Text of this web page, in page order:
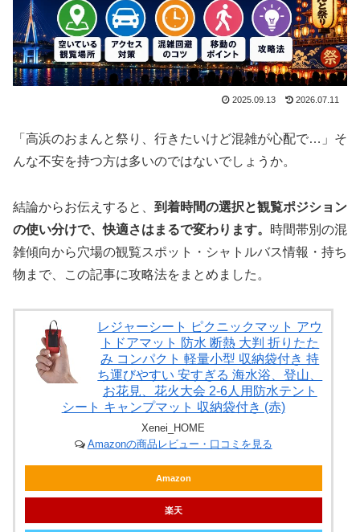
2025.09.13 2026.07.11
「高浜のおまんと祭り、行きたいけど混雑が心配で…」そ
んな不安を持つ方は多いのではないでしょうか。
結論からお伝えすると、 到着時間の選択と観覧ポジション
の使い分けで、快適さはまるで変わります。 時間帯別の混
雑傾向から穴場の観覧スポット・シャトルバス情報・持ち
物まで、この記事に攻略法をまとめました。
レジャーシート ピクニックマット アウ
トドアマット 防水 断熱 大判 折りたた
み コンパクト 軽量小型 収納袋付き 持
ち運びやすい 安すぎる 海水浴、登山、
お花見、花火大会 2-6人用防水テント
シート キャンプマット 収納袋付き (赤)
Xenei_HOME
Amazonの商品レビュー・口コミを見る
Amazon
楽天